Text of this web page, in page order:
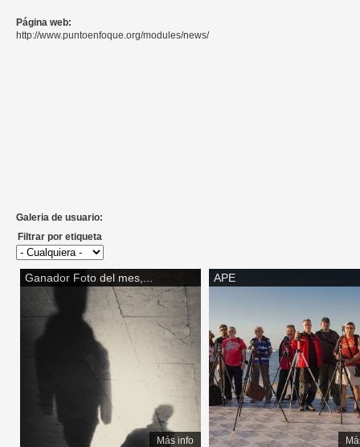
Página web:
http://www.puntoenfoque.org/modules/news/
Galeria de usuario:
Filtrar por etiqueta
Ganador Foto del mes,...
Más info
APE